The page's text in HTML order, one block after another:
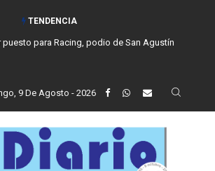
TENDENCIA
puesto para Racing, podio de San Agustín
9 De Agosto - 2026